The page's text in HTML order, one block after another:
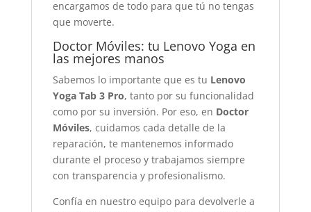
encargamos de todo para que tú no tengas
que moverte.
Doctor Móviles: tu Lenovo Yoga en
las mejores manos
Sabemos lo importante que es tu Lenovo
Yoga Tab 3 Pro, tanto por su funcionalidad
como por su inversión. Por eso, en Doctor
Móviles, cuidamos cada detalle de la
reparación, te mantenemos informado
durante el proceso y trabajamos siempre
con transparencia y profesionalismo.
Confía en nuestro equipo para devolverle a